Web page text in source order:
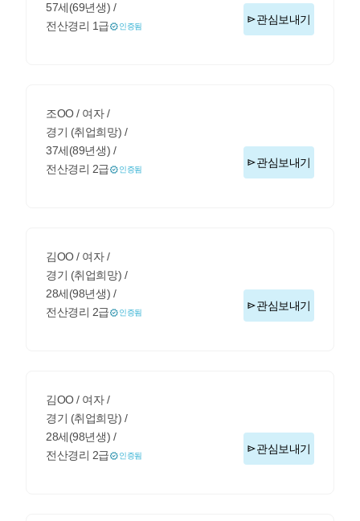
57세(69년생) /
전산경리 1급
인증됨 관심보내기
조OO / 여자 /
경기 (취업희망) /
37세(89년생) /
전산경리 2급
인증됨 관심보내기
김OO / 여자 /
경기 (취업희망) /
28세(98년생) /
전산경리 2급
인증됨 관심보내기
김OO / 여자 /
경기 (취업희망) /
28세(98년생) /
전산경리 2급
인증됨 관심보내기